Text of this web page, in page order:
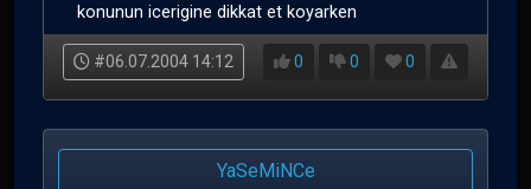
konunun icerigine dikkat et koyarken
#06.07.2004 14:12 0 0 0
YaSeMiNCe